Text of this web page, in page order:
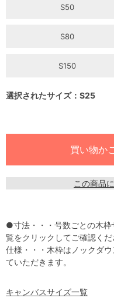
S50
S80
S150
選択されたサイズ：S25
この商品
●寸法・・・号数ごとの木
覧をクリックしてご確認くだ
仕様・・・木枠はノックダ
ていただきます。
キャンバスサイズ一覧